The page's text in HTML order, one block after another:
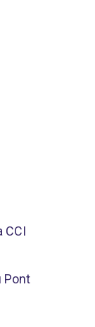
CCI
Pont